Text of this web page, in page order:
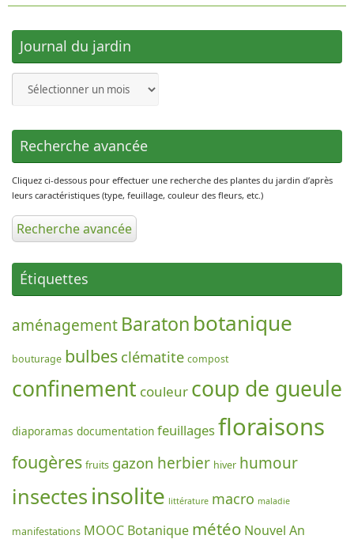
Journal du jardin
Journal
Recherche avancée
Cliquez ci-dessous pour effectuer une recherche des plantes du jardin d’après
leurs caractéristiques (type, feuillage, couleur des fleurs, etc.)
Recherche avancée
Étiquettes
aménagement Baraton botanique
bouturage bulbes clématite compost
confinement couleur coup de gueule
diaporamas documentation feuillagesfloraisons
fougères fruits gazon herbier hiver humour
insectes insolite littérature macro maladie
manifestations MOOC Botanique météo Nouvel An